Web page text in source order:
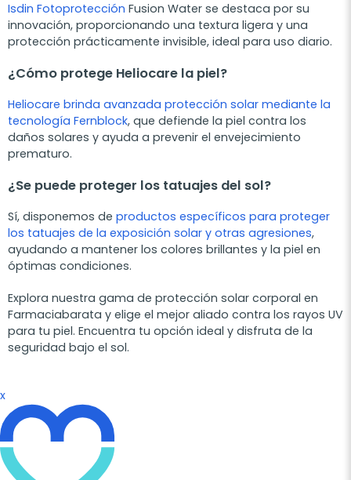
Isdin Fotoprotección Fusion Water se destaca por su
innovación, proporcionando una textura ligera y una
protección prácticamente invisible, ideal para uso diario.
¿Cómo protege Heliocare la piel?
Heliocare brinda avanzada protección solar mediante la
tecnología Fernblock, que defiende la piel contra los
daños solares y ayuda a prevenir el envejecimiento
prematuro.
¿Se puede proteger los tatuajes del sol?
Sí, disponemos de productos específicos para proteger
los tatuajes de la exposición solar y otras agresiones,
ayudando a mantener los colores brillantes y la piel en
óptimas condiciones.
Explora nuestra gama de protección solar corporal en
Farmaciabarata y elige el mejor aliado contra los rayos UV
para tu piel. Encuentra tu opción ideal y disfruta de la
seguridad bajo el sol.
x